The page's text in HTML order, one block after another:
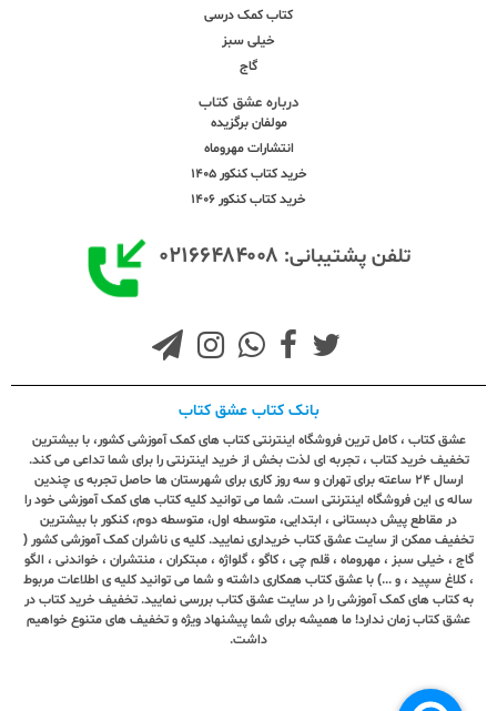
کتاب کمک درسی
خیلی سبز
گاج
درباره عشق کتاب
مولفان برگزیده
انتشارات مهروماه
خرید کتاب کنکور 1405
خرید کتاب کنکور 1406
تلفن پشتیبانی: ۰۲۱۶۶۴۸۴۰۰۸
بانک کتاب عشق کتاب
عشق کتاب ، کامل ترین فروشگاه اینترنتی کتاب های کمک آموزشی کشور، با بیشترین
تخفیف خرید کتاب ، تجربه ای لذت بخش از خرید اینترنتی را برای شما تداعی می کند.
ارسال ٢٤ ساعته برای تهران و سه روز کاری برای شهرستان ها حاصل تجربه ی چندین
ساله ی این فروشگاه اینترنتی است. شما می توانید کلیه کتاب های کمک آموزشی خود را
در مقاطع پیش دبستانی ، ابتدایی، متوسطه اول، متوسطه دوم، کنکور با بیشترین
تخفیف ممکن از سایت عشق کتاب خریداری نمایید. کلیه ی ناشران کمک آموزشی کشور (
گاج ، خیلی سبز ، مهروماه ، قلم چی ، کاگو ، گلواژه ، مبتکران ، منتشران ، خواندنی ، الگو
، کلاغ سپید ، و ...) با عشق کتاب همکاری داشته و شما می توانید کلیه ی اطلاعات مربوط
به کتاب های کمک آموزشی را در سایت عشق کتاب بررسی نمایید. تخفیف خرید کتاب در
عشق کتاب زمان ندارد! ما همیشه برای شما پیشنهاد ویژه و تخفیف های متنوع خواهیم
داشت.